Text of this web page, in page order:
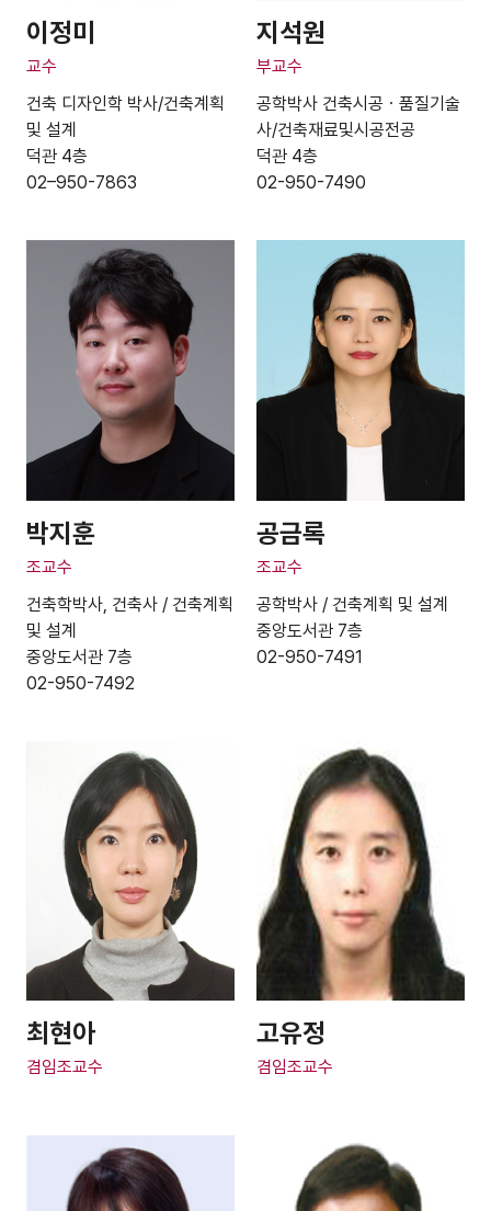
이정미
교수
건축 디자인학 박사/건축계획
및 설계
덕관 4층
02–950-7863
지석원
부교수
공학박사 건축시공ㆍ품질기술
사/건축재료및시공전공
덕관 4층
02-950-7490
박지훈
조교수
건축학박사, 건축사 / 건축계획
및 설계
중앙도서관 7층
02-950-7492
공금록
조교수
공학박사 / 건축계획 및 설계
중앙도서관 7층
02-950-7491
최현아
겸임조교수
고유정
겸임조교수